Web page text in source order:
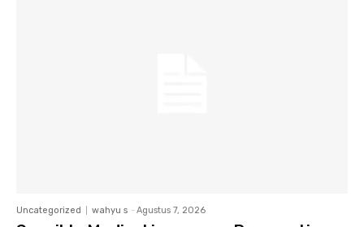
Uncategorized wahyu s - Agustus 7, 2026